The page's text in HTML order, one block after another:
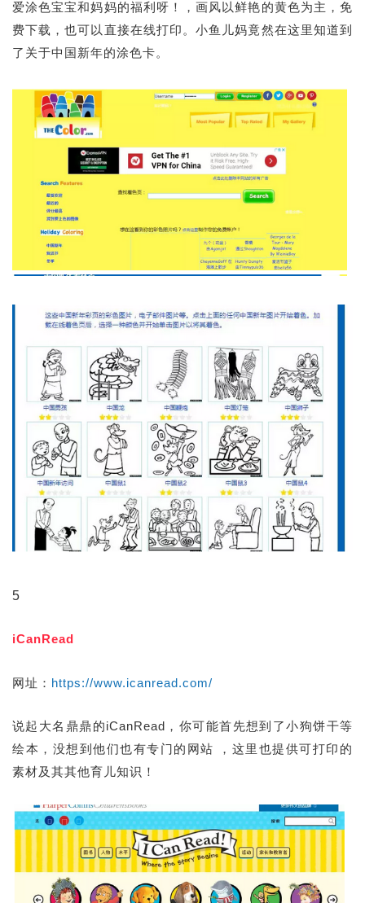
爱涂色宝宝和妈妈的福利呀！，画风以鲜艳的黄色为主，免
费下载，也可以直接在线打印。小鱼儿妈竟然在这里知道到
了关于中国新年的涂色卡。
5
iCanRead
网址： https://www.icanread.com/
说起大名鼎鼎的iCanRead，你可能首先想到了小狗饼干等
绘本，没想到他们也有专门的网站 ，这里也提供可打印的
素材及其其他育儿知识！